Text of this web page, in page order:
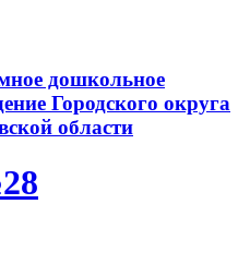
дошкольное
Городского округа
области